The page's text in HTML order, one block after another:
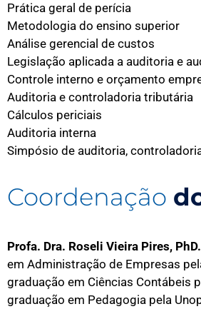
Prática geral de perícia
Metodologia do ensino superior
Análise gerencial de custos
Legislação aplicada a auditoria e
Controle interno e orçamento
Auditoria e controladoria tributária
Cálculos periciais
Auditoria interna
Simpósio de auditoria,
Coordenação
Profa. Dra. Roseli Vieira Pires, PhD.
em Administração de Empresas
graduação em Ciências Contábeis
graduação em Pedagogia pela